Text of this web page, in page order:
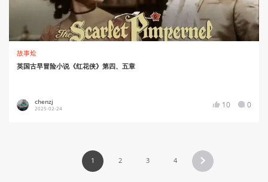
故事烩
英国古早冒险小说《红花侠》第四、五章
chenzj
2025-02-24 10 0
1 2 3 4